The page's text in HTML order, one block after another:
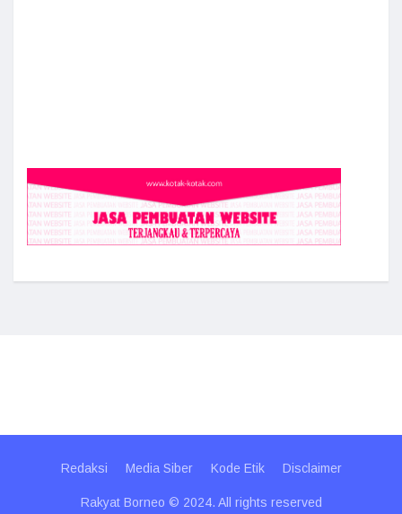
Redaksi Media Siber Kode Etik Disclaimer
Rakyat Borneo © 2024. All rights reserved